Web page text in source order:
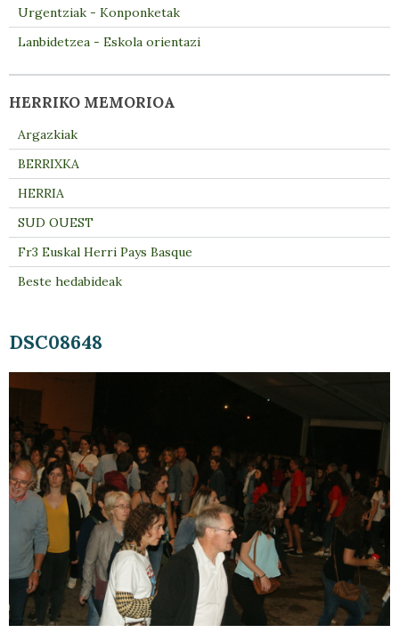
DSC08648
Urgentziak - Konponketak
Lanbidetzea - Eskola orientazi
HERRIKO MEMORIOA
Argazkiak
BERRIXKA
HERRIA
SUD OUEST
Fr3 Euskal Herri Pays Basque
Beste hedabideak